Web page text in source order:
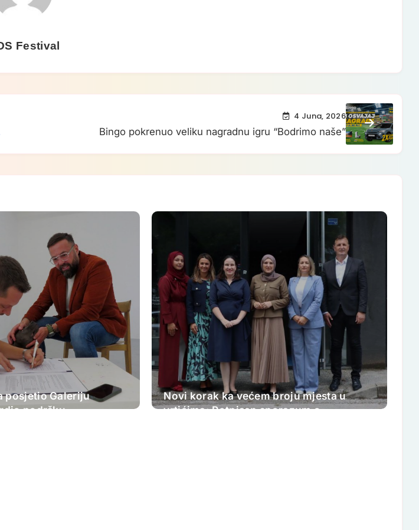
Festival
4 Juna, 2026
Bingo pokrenuo veliku nagradnu igru “Bodrimo naše”
posjetio Galeriju
podršku
Novi korak ka većem broju mjesta u
vrtićima: Potpisan sporazum o